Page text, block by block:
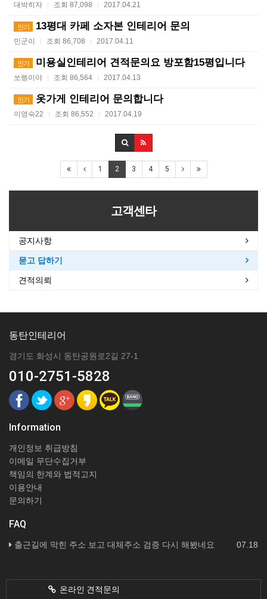
대박히자 | 조회 87,098 | 2017.04.21
인기 13평대 카페 소자본 인테리어 문의
민군이 | 조회 86,708 | 2017.04.11
인기 미용실인테리어 견적문의요 방포함15평입니다
쏘렝이야 | 조회 86,564 | 2017.04.13
인기 옷가게 인테리어 문의합니다
이영숙22 | 조회 86,552 | 2017.04.19
1 2 3 4 5
고객센타
공지사항
묻고 답하기
견적의뢰
동탄인테리어
경기도 화성시 동탄공원로2길 27-1
010-2751-5828
Information
개인정보 취급방침
이메일 무단수집거부
책임의 한계와 법적고지
이용안내
문의하기
FAQ
07.18
출근길에 막힌 주소 보고 대체주소 검증 다시 해봤네요
온라인 견적문의